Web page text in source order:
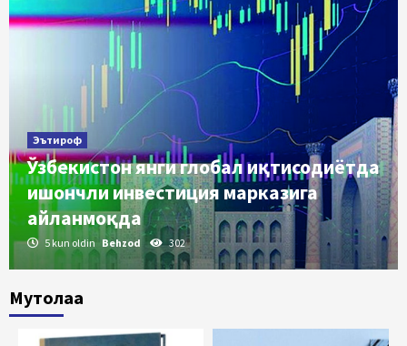
Эътироф
Ўзбекистон янги глобал иқтисодиётда
ишончли инвестиция марказига
айланмоқда
5 kun oldin Behzod 302
Мутолаа
Амир Темурми ёки Адам Смит?